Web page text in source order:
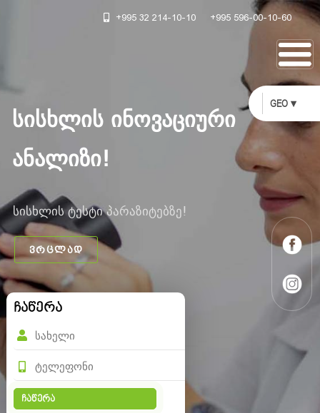
GEO ▾
+995 32 214-10-10 +995 596-00-10-60
სისხლის ინოვაციური
ანალიზი!
სისხლის ტესტი პარაზიტებზე!
ვრცლად
ჩაწერა